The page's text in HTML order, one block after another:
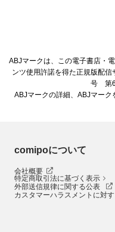
ABJマークは、この電子書店・
ンツ使用許諾を得た正規版配
号 第
ABJマークの詳細、ABJマー
comipoについて
会社概要
特定商取引法に基づく表示
外部送信規律に関する公表
カスタマーハラスメントに対